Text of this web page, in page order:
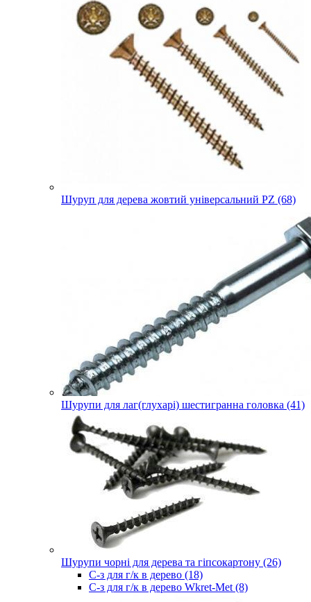
Шуруп для дерева жовтий універсальний PZ (68)
Шурупи для лаг(глухарі) шестигранна головка (41)
Шурупи чорні для дерева та гіпсокартону (26)
С-з для г/к в дерево (18)
С-з для г/к в дерево Wkret-Met (8)